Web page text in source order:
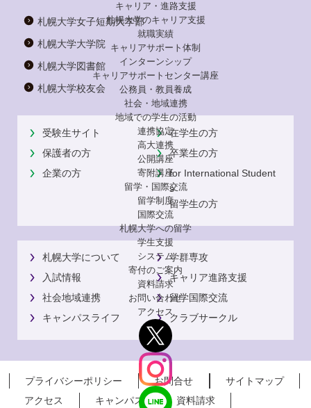
キャリア・進路支援
札幌大学のキャリア支援
就職実績
キャリアサポート体制
インターンシップ
キャリアサポートセンター講座
公務員・教員養成
社会・地域連携
地域での学生の活動
連携協定
高大連携
公開講座
寄附講座
留学・国際交流
留学制度
国際交流
札幌大学への留学
学生支援
システム
寄付のご案内
資料請求
お問い合わせ
アクセス
札幌大学女子短期大学部
札幌大学大学院
札幌大学図書館
札幌大学校友会
受験生サイト
在学生の方
保護者の方
卒業生の方
企業の方
for International Student
s
留学生の方
札幌大学について
学群専攻
入試情報
キャリア進路支援
社会地域連携
留学国際交流
キャンパスライフ
クラブサークル
プライバシーポリシー お問合せ
サイトマップ
アクセス
キャンパス 資料請求